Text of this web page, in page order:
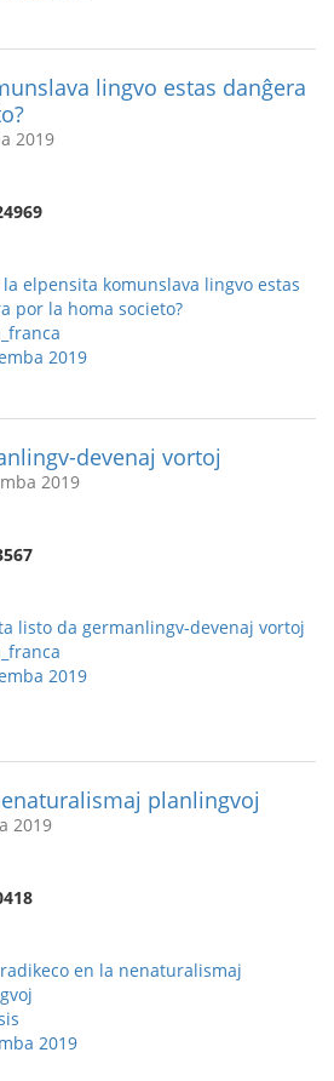
lingvo estas danĝera
2019
la elpensita komunslava lingvo estas
por la homa societo?
2019
devenaj vortoj
2019
listo da germanlingv-devenaj vortoj
2019
planlingvoj
2019
en la nenaturalismaj
2019